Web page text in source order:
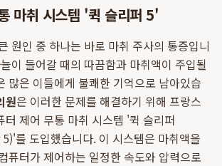
마취 시스템 '퀵 슬리퍼 5'
원인 중 하나는 바로 마취 주사의 통증입니
이 들어갈 때의 따끔함과 마취액이 주입될
많은 이들에게 불쾌한 기억으로 남아있습
원은 이러한 문제를 해결하기 위해 프랑스
터 제어 무통 마취 시스템 '퀵 슬리퍼
를 도입했습니다. 이 시스템은 마취액을
퓨터가 제어하는 일정한 속도와 압력으로